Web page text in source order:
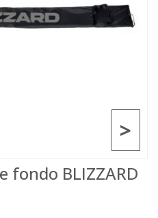
>
fondo BLIZZARD